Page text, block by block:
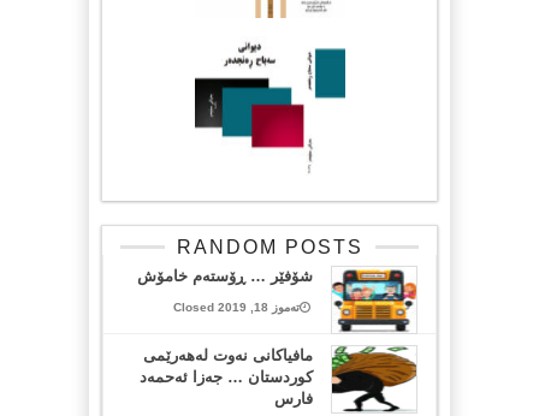
RANDOM POSTS
شۆفێر … ڕۆستەم خامۆش
تەموز 18, 2019 Closed
مافیاكانی نه‌وت له‌هه‌رێمی
كوردستان … جه‌زا ئه‌حمه‌د
فارس